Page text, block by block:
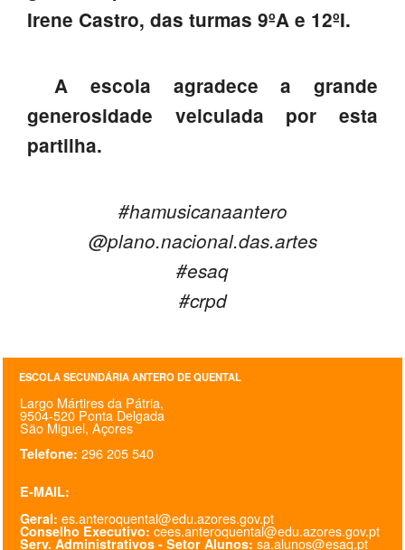
Irene Castro, das turmas 9ºA e 12ºI.
A escola agradece a grande
generosidade veiculada por esta
partilha.
#hamusicanaantero
@plano.nacional.das.artes
#esaq
#crpd
ESCOLA SECUNDÁRIA ANTERO DE QUENTAL
Largo Mártires da Pátria,
9504-520 Ponta Delgada
São Miguel, Açores
Telefone: 296 205 540
E-MAIL:
Geral: es.anteroquental@edu.azores.gov.pt
Conselho Executivo: cees.anteroquental@edu.azores.gov.pt
Serv. Administrativos - Setor Alunos: sa.alunos@esaq.pt